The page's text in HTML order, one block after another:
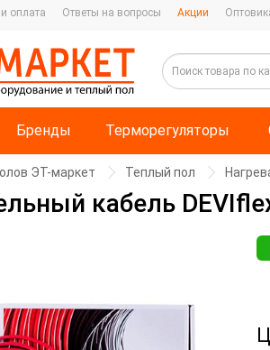
оплата Ответы на вопросы Акции
Бренды Терморегуляторы
ЭТ-маркет Теплый пол
кабель